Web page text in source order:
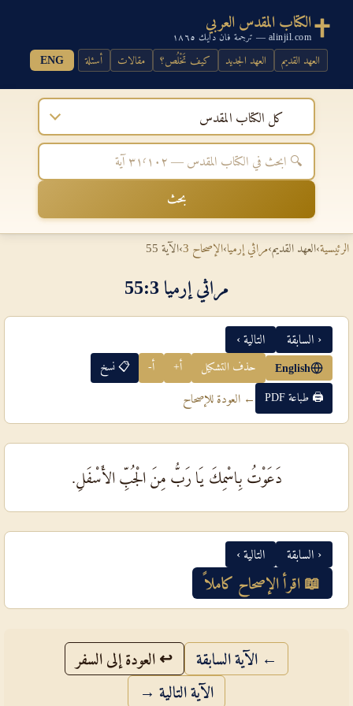
الكتاب المقدس العربي
alinjil.com — ترجمة فان دايك ١٨٦٥
العهد القديم العهد الجديد كيف تَخْلُص؟ مقالات أسئلة ENG
كل الكتاب المقدس
بحث
الرئيسية›العهد القديم›مراثي إرميا›الإصحاح 3 ›الآية 55
مراثي إرميا 3‏:‏55
‹ السابقة التالية ›
English حذف التشكيل أ+ أ- 📋 نسخ
🖨 طباعة PDF ← العودة للإصحاح
دَعَوْتُ بِاسْمِكَ يَا رَبُّ مِنَ الْجُبِّ الأَسْفَلِ.
‹ السابقة التالية ›
📖 اقرأ الإصحاح كاملاً
← الآية السابقة
↩ العودة إلى السفر
الآية التالية →